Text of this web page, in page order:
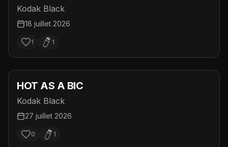
Kodak Black
18 juillet 2026
1 1
HOT AS A BIC
Kodak Black
27 juillet 2026
0 1